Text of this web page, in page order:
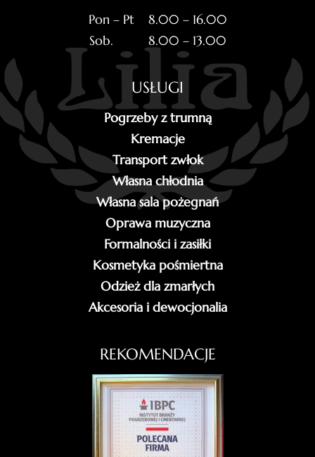
Pon – Pt 8.00 – 16.00
Sob. 8.00 – 13.00
USŁUGI
Pogrzeby z trumną
Kremacje
Transport zwłok
Własna chłodnia
Własna sala pożegnań
Oprawa muzyczna
Formalności i zasiłki
Kosmetyka pośmiertna
Odzież dla zmarłych
Akcesoria i dewocjonalia
REKOMENDACJE